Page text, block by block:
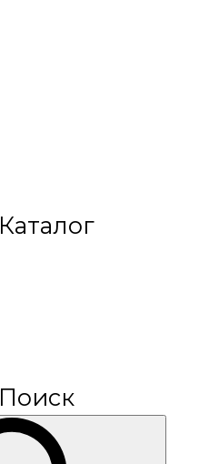
Каталог
Поиск